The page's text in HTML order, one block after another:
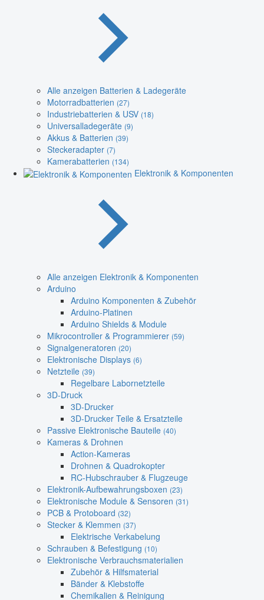
Alle anzeigen Batterien & Ladegeräte
Motorradbatterien (27)
Industriebatterien & USV (18)
Universalladegeräte (9)
Akkus & Batterien (39)
Steckeradapter (7)
Kamerabatterien (134)
Elektronik & Komponenten
Alle anzeigen Elektronik & Komponenten
Arduino
Arduino Komponenten & Zubehör
Arduino-Platinen
Arduino Shields & Module
Mikrocontroller & Programmierer (59)
Signalgeneratoren (20)
Elektronische Displays (6)
Netzteile (39)
Regelbare Labornetzteile
3D-Druck
3D-Drucker
3D-Drucker Teile & Ersatzteile
Passive Elektronische Bauteile (40)
Kameras & Drohnen
Action-Kameras
Drohnen & Quadrokopter
RC-Hubschrauber & Flugzeuge
Elektronik-Aufbewahrungsboxen (23)
Elektronische Module & Sensoren (31)
PCB & Protoboard (32)
Stecker & Klemmen (37)
Elektrische Verkabelung
Schrauben & Befestigung (10)
Elektronische Verbrauchsmaterialien
Zubehör & Hilfsmaterial
Bänder & Klebstoffe
Chemikalien & Reinigung